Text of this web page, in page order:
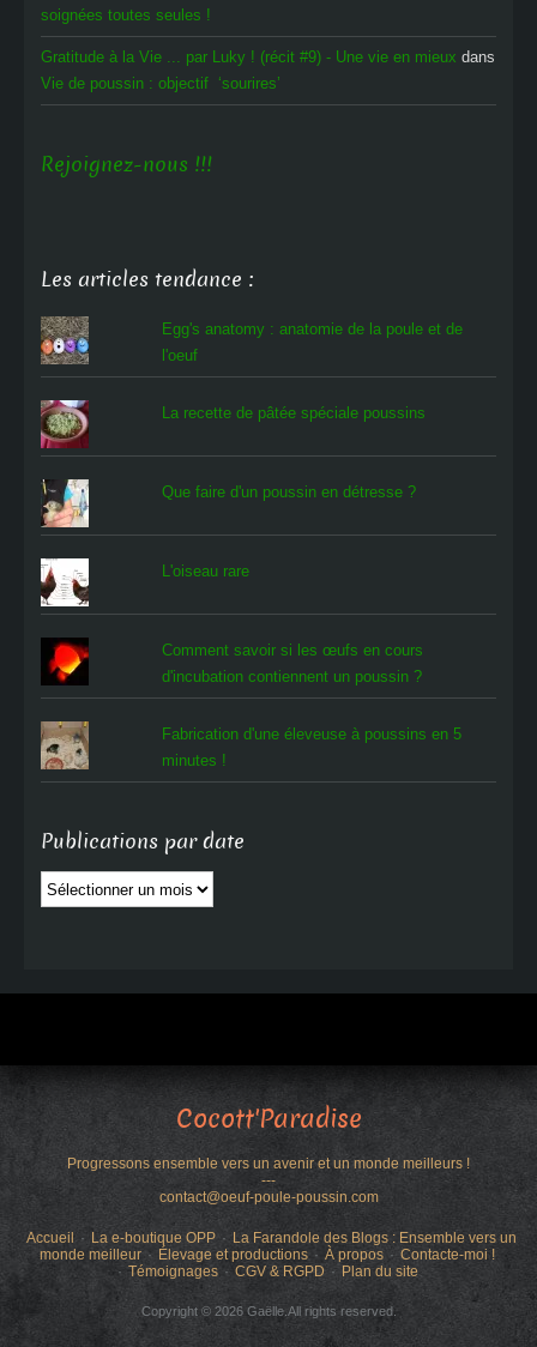
soignées toutes seules !
Gratitude à la Vie ... par Luky ! (récit #9) - Une vie en mieux dans
Vie de poussin : objectif ‘sourires’
Rejoignez-nous !!!
Les articles tendance :
Egg's anatomy : anatomie de la poule et de
l'oeuf
La recette de pâtée spéciale poussins
Que faire d'un poussin en détresse ?
L'oiseau rare
Comment savoir si les œufs en cours
d'incubation contiennent un poussin ?
Fabrication d'une éleveuse à poussins en 5
minutes !
Publications par date
Publications
par
Cocott'Paradise
Progressons ensemble vers un avenir et un monde meilleurs !
---
contact@oeuf-poule-poussin.com
Accueil La e-boutique OPP
La Farandole des Blogs : Ensemble vers un
monde meilleur
Élevage et productions À propos
Contacte-moi !
Témoignages
CGV & RGPD Plan du site
Copyright © 2026 Gaëlle.All rights reserved.